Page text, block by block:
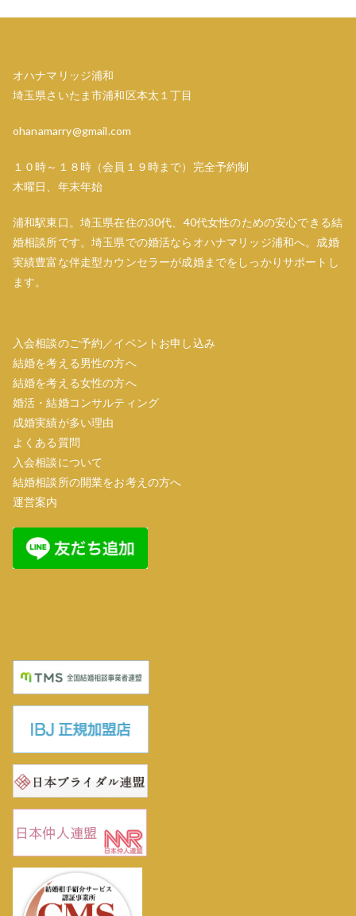
ゲ
シ
ョ
ン
オハナマリッジ浦和
埼玉県さいたま市浦和区本太１丁目
ohanamarry@gmail.com
１０時～１８時（会員１９時まで）完全予約制
木曜日、年末年始
浦和駅東口。埼玉県在住の30代、40代女性のための安心できる結
婚相談所です。埼玉県での婚活ならオハナマリッジ浦和へ。成婚
実績豊富な伴走型カウンセラーが成婚までをしっかりサポートし
ます。
入会相談のご予約／イベントお申し込み
結婚を考える男性の方へ
結婚を考える女性の方へ
婚活・結婚コンサルティング
成婚実績が多い理由
よくある質問
入会相談について
結婚相談所の開業をお考えの方へ
運営案内